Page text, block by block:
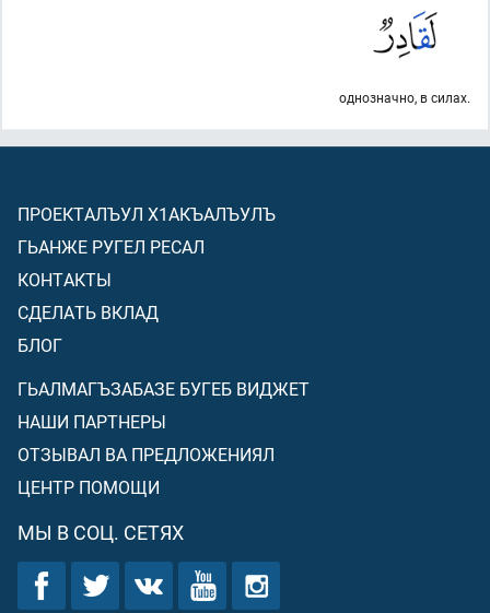
однозначно, в силах.
ПРОЕКТАЛЪУЛ Х1АКЪАЛЪУЛЪ
ГЬАНЖЕ РУГЕЛ РЕСАЛ
КОНТАКТЫ
СДЕЛАТЬ ВКЛАД
БЛОГ
ГЬАЛМАГЪЗАБАЗЕ БУГЕБ ВИДЖЕТ
НАШИ ПАРТНЕРЫ
ОТЗЫВАЛ ВА ПРЕДЛОЖЕНИЯЛ
ЦЕНТР ПОМОЩИ
МЫ В СОЦ. СЕТЯХ